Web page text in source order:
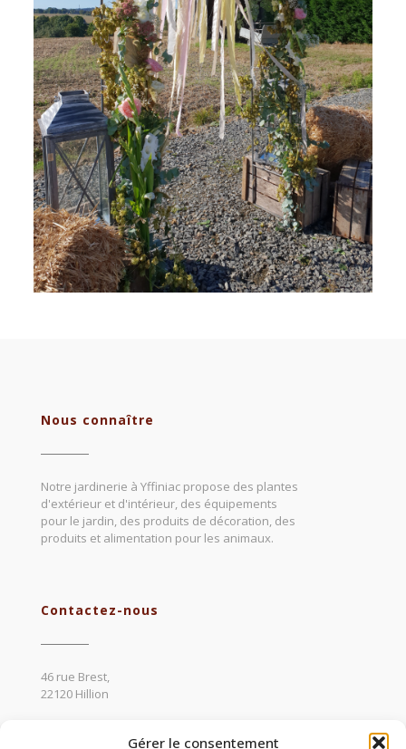
Gérer le consentement
Nous connaître
Notre jardinerie à Yffiniac propose des plantes
d'extérieur et d'intérieur, des équipements
pour le jardin, des produits de décoration, des
produits et alimentation pour les animaux.
Contactez-nous
46 rue Brest,
22120 Hillion